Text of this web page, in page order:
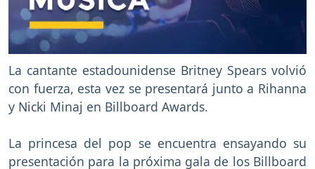
La cantante estadounidense Britney Spears volvió
con fuerza, esta vez se presentará junto a Rihanna
y Nicki Minaj en Billboard Awards.
La princesa del pop se encuentra ensayando su
presentación para la próxima gala de los Billboard